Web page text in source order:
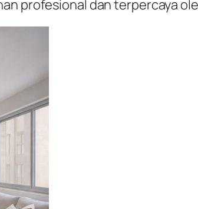
profesional dan terpercaya